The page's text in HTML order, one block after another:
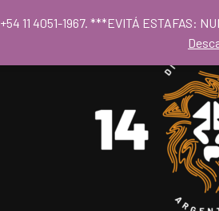
4051-1967. ***EVITÁ ESTAFAS: